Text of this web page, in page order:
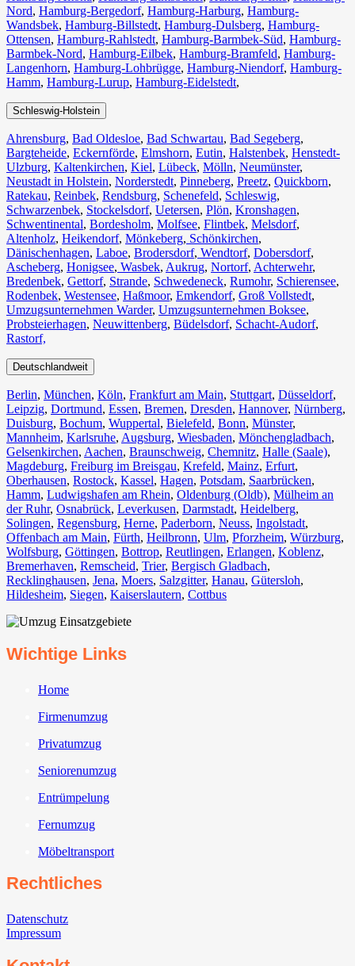
Nord, Hamburg-Bergedorf, Hamburg-Harburg, Hamburg-
Wandsbek, Hamburg-Billstedt, Hamburg-Dulsberg, Hamburg-
Ottensen, Hamburg-Rahlstedt, Hamburg-Barmbek-Süd, Hamburg-
Barmbek-Nord, Hamburg-Eilbek, Hamburg-Bramfeld, Hamburg-
Langenhorn, Hamburg-Lohbrügge, Hamburg-Niendorf, Hamburg-
Hamm, Hamburg-Lurup, Hamburg-Eidelstedt,
Schleswig-Holstein
Ahrensburg, Bad Oldesloe, Bad Schwartau, Bad Segeberg,
Bargteheide, Eckernförde, Elmshorn, Eutin, Halstenbek, Henstedt-
Ulzburg, Kaltenkirchen, Kiel, Lübeck, Mölln, Neumünster,
Neustadt in Holstein, Norderstedt, Pinneberg, Preetz, Quickborn,
Ratekau, Reinbek, Rendsburg, Schenefeld, Schleswig,
Schwarzenbek, Stockelsdorf, Uetersen, Plön, Kronshagen,
Schwentinental, Bordesholm, Molfsee, Flintbek, Melsdorf,
Altenholz, Heikendorf, Mönkeberg, Schönkirchen,
Dänischenhagen, Laboe, Brodersdorf, Wendtorf, Dobersdorf,
Ascheberg, Honigsee, Wasbek, Aukrug, Nortorf, Achterwehr,
Bredenbek, Gettorf, Strande, Schwedeneck, Rumohr, Schierensee,
Rodenbek, Westensee, Haßmoor, Emkendorf, Groß Vollstedt,
Umzugsunternehmen Warder, Umzugsunternehmen Boksee,
Probsteierhagen, Neuwittenberg, Büdelsdorf, Schacht-Audorf,
Rastorf,
Deutschlandweit
Berlin⁠, München, Köln⁠, Frankfurt am Main, Stuttgart, Düsseldorf,
Leipzig, Dortmund, Essen, Bremen, Dresden, Hannover, Nürnberg,
Duisburg⁠, Bochum, Wuppertal⁠, Bielefeld⁠, Bonn⁠, Münster⁠,
Mannheim, Karlsruhe, Augsburg, Wiesbaden⁠, Mönchengladbach⁠,
Gelsenkirchen⁠, Aachen⁠, Braunschweig, Chemnitz⁠, Halle (Saale)⁠,
Magdeburg, Freiburg im Breisgau⁠, Krefeld⁠, Mainz⁠, Erfurt,
Oberhausen⁠, Rostock⁠, Kassel⁠, Hagen, Potsdam, Saarbrücken⁠,
Hamm, Ludwigshafen am Rhein⁠, Oldenburg (Oldb), Mülheim an
der Ruhr, Osnabrück⁠, Leverkusen, Darmstadt⁠, Heidelberg,
Solingen, Regensburg, Herne⁠, Paderborn, Neuss, Ingolstadt,
Offenbach am Main, Fürth⁠, Heilbronn, Ulm⁠, Pforzheim, Würzburg,
Wolfsburg⁠, Göttingen, Bottrop, Reutlingen, Erlangen⁠, Koblenz,
Bremerhaven⁠, Remscheid, Trier⁠, Bergisch Gladbach,
Recklinghausen, Jena⁠, Moers⁠, Salzgitter⁠, Hanau, Gütersloh,
Hildesheim⁠, Siegen⁠, Kaiserslautern⁠, Cottbus⁠
Wichtige Links
Home
Firmenumzug
Privatumzug
Seniorenumzug
Entrümpelung
Fernumzug
Möbeltransport
Rechtliches
Datenschutz
Impressum